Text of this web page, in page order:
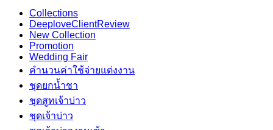
Collections
DeeploveClientReview
New Collection
Promotion
Wedding Fair
คำนวนค่าใช้จ่ายแต่งงาน
ชุดยกน้ำชา
ชุดสูทเจ้าบ่าว
ชุดเจ้าบ่าว